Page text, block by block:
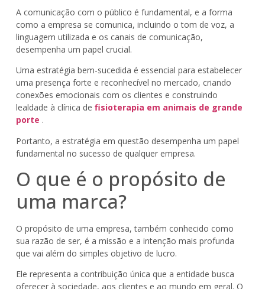
A comunicação com o público é fundamental, e a forma
como a empresa se comunica, incluindo o tom de voz, a
linguagem utilizada e os canais de comunicação,
desempenha um papel crucial.
Uma estratégia bem-sucedida é essencial para estabelecer
uma presença forte e reconhecível no mercado, criando
conexões emocionais com os clientes e construindo
lealdade à clínica de fisioterapia em animais de grande
porte .
Portanto, a estratégia em questão desempenha um papel
fundamental no sucesso de qualquer empresa.
O que é o propósito de
uma marca?
O propósito de uma empresa, também conhecido como
sua razão de ser, é a missão e a intenção mais profunda
que vai além do simples objetivo de lucro.
Ele representa a contribuição única que a entidade busca
oferecer à sociedade, aos clientes e ao mundo em geral. O